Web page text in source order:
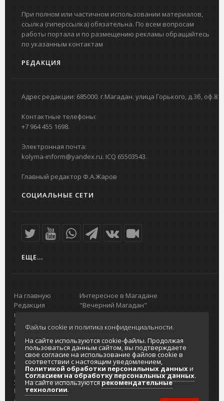
При полном или частичном использовании материалов,
ссылка (гиперссылка) обязательна. По всем вопросам
работы портала и по размещению рекламы обращайтесь
по указанным контактам
РЕДАКЦИЯ
Адрес редакции: 685000. г.Магадан. улица Горького, д.3б, оф.8
Контактные телефоны:
+7 964 455 1698.
Электронная почта:
kolyma-inform@yandex.ru. ICQ 65503543.
Главный редактор Ф.А.Жаров
СОЦИАЛЬНЫЕ СЕТИ
ЕЩЕ...
На главную
Редакция
портала
О проекте
Реклама на
портале
Отзывы и
предложения
Интернет-
услуги
Разработка
Интересное в Магадане
"Вечерний Магадан"
Городская доска объявлений
Реклама
Главный туристический портал
Колымы
Политика в отношении обработки
персональных данных
Согласие на обработку персональных
данных
Файлы cookie и политика конфиденциальности.
На сайте используются cookie-файлы. Продолжая
пользоваться данным сайтом, вы подтверждаете
свое согласие на использование файлов cookie в
соответствии с настоящим уведомлением,
Политикой обработки персональных данныхи
Согласием на обработку персональных данных.
На сайте используютсярекомендательные
технологии.